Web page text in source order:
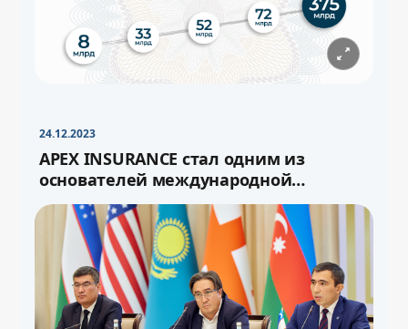
16pt + Свернуть
− 16pt + Свернуть
24.12.2023
APEX INSURANCE стал одним из
основателей международной
перестраховочной ёмкости «Turan»